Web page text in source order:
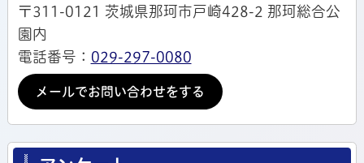
〒311-0121 茨城県那珂市戸崎428-2 那珂総合公
園内
電話番号： 029-297-0080
メールでお問い合わせをする